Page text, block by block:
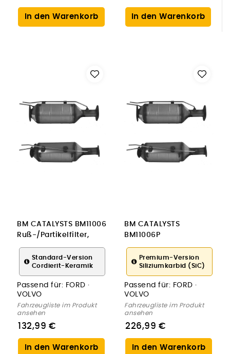
In den Warenkorb In den Warenkorb
BM CATALYSTS BM11006
Ruß-/Partikelfilter,
Abgasanlage
Standard-Version
Cordierit-Keramik
Passend für: FORD ·
VOLVO
Fahrzeugliste im Produkt
ansehen
132,99 €
In den Warenkorb
BM CATALYSTS
BM11006P
Ruß-/Partikelfilter,
Abgasanlage
Premium-Version
Siliziumkarbid (SiC)
Passend für: FORD ·
VOLVO
Fahrzeugliste im Produkt
ansehen
226,99 €
In den Warenkorb